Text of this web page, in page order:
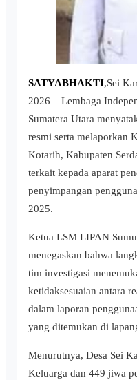
SATYABHAKTI,Sei
2026 – Lembaga
Sumatera Utara
resmi serta melaporkan
Kotarih, Kabupaten
terkait kepada aparat
penyimpangan
2025.
Ketua LSM LIPAN
menegaskan bahwa
tim investigasi
ketidaksesuaian antara
dalam laporan
yang ditemukan di
Menurutnya, Desa Sei
Keluarga dan 449 jiwa